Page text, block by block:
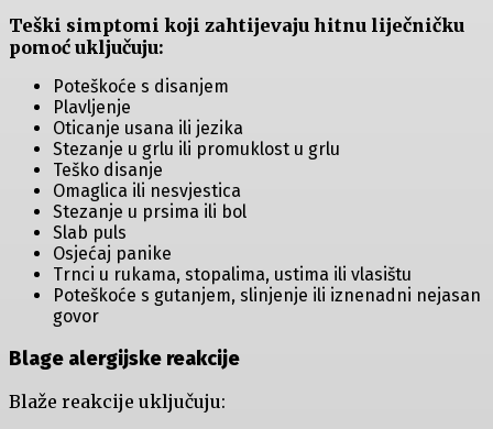
Teški simptomi koji zahtijevaju hitnu liječničku
pomoć uključuju:
Poteškoće s disanjem
Plavljenje
Oticanje usana ili jezika
Stezanje u grlu ili promuklost u grlu
Teško disanje
Omaglica ili nesvjestica
Stezanje u prsima ili bol
Slab puls
Osjećaj panike
Trnci u rukama, stopalima, ustima ili vlasištu
Poteškoće s gutanjem, slinjenje ili iznenadni nejasan
govor
Blage alergijske reakcije
Blaže reakcije uključuju: